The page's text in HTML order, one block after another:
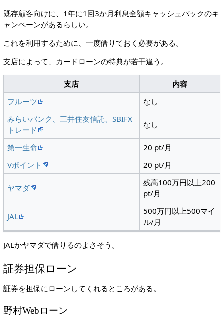
既存顧客向けに、1年に1回3か月利息全額キャッシュバックのキ
ャンペーンがあるらしい。
これを利用するために、一度借りておく必要がある。
支店によって、カードローンの特典が若干違う。
支店
内容
フルーツ
なし
みらいバンク、三井住友信託、SBIFX
トレード
なし
第一生命
20 pt/月
Vポイント
20 pt/月
ヤマダ
残高100万円以上200
pt/月
JAL
500万円以上500マイ
ル/月
JALかヤマダで借りるのよさそう。
証券担保ローン
証券を担保にローンしてくれるところがある。
野村Webローン